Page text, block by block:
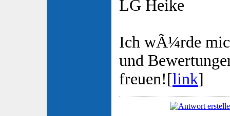
LG Heike
Ich wÃ¼rde
und
freuen![link]